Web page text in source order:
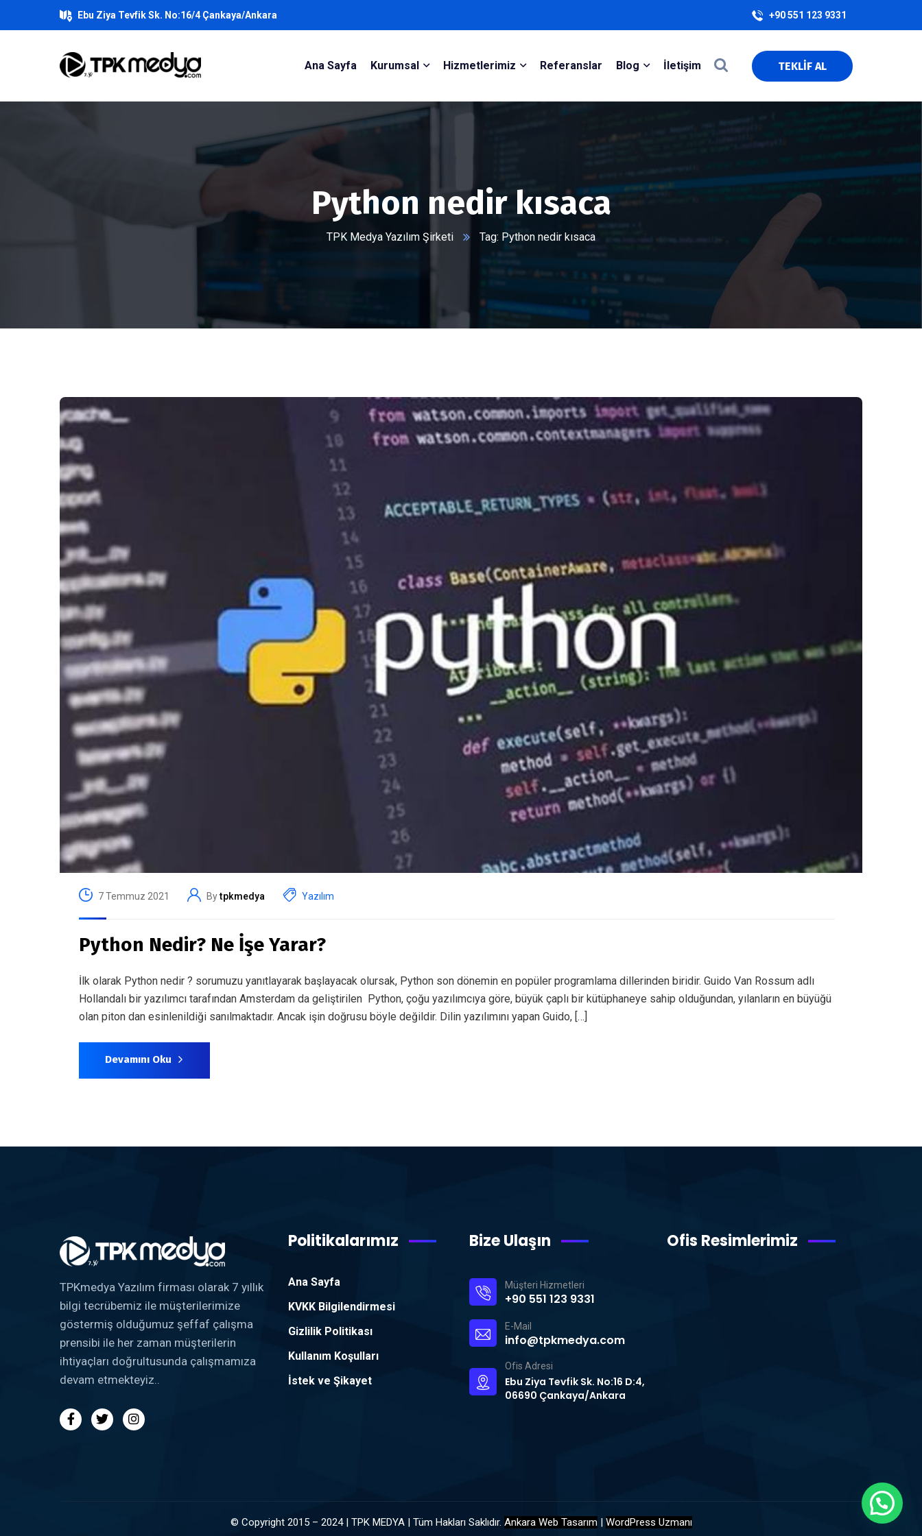
Ebu Ziya Tevfik Sk. No:16/4 Çankaya/Ankara +90 551 123 9331
Ana Sayfa Kurumsal Hizmetlerimiz Referanslar Blog İletişim TEKLİF AL
Python nedir kısaca
TPK Medya Yazılım Şirketi Tag: Python nedir kısaca
7 Temmuz 2021 Bytpkmedya Yazılım
Python Nedir? Ne İşe Yarar?
İlk olarak Python nedir ? sorumuzu yanıtlayarak başlayacak olursak, Python son dönemin en popüler programlama dillerinden biridir. Guido Van Rossum adlı
Hollandalı bir yazılımcı tarafından Amsterdam da geliştirilen Python, çoğu yazılımcıya göre, büyük çaplı bir kütüphaneye sahip olduğundan, yılanların en büyüğü
olan piton dan esinlenildiği sanılmaktadır. Ancak işin doğrusu böyle değildir. Dilin yazılımını yapan Guido, […]
Devamını Oku
TPKmedya Yazılım firması olarak 7 yıllık
bilgi tecrübemiz ile müşterilerimize
göstermiş olduğumuz şeffaf çalışma
prensibi ile her zaman müşterilerin
ihtiyaçları doğrultusunda çalışmamıza
devam etmekteyiz..
Politikalarımız
Ana Sayfa
KVKK Bilgilendirmesi
Gizlilik Politikası
Kullanım Koşulları
İstek ve Şikayet
Bize Ulaşın
Müşteri Hizmetleri
+90 551 123 9331
E-Mail
info@tpkmedya.com
Ofis Adresi
Ebu Ziya Tevfik Sk. No:16 D:4,
06690 Çankaya/Ankara
Ofis Resimlerimiz
© Copyright 2015 – 2024 | TPK MEDYA | Tüm Hakları Saklıdır. Ankara Web Tasarım WordPress Uzmanı